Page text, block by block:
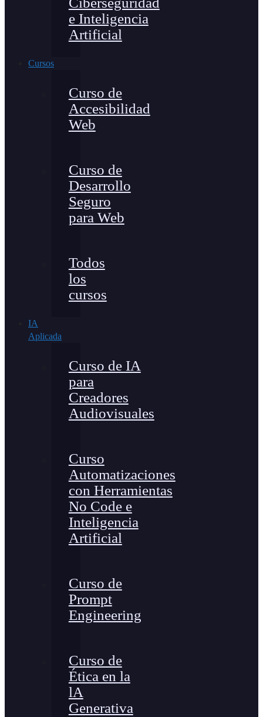
e Inteligencia
Artificial
Cursos
Curso de
Accesibilidad
Web
Curso de
Desarrollo
Seguro
para Web
Todos
los
cursos
IA
Aplicada
Curso de IA
para
Creadores
Audiovisuales
Curso
Automatizaciones
con Herramientas
No Code e
Inteligencia
Artificial
Curso de
Prompt
Engineering
Curso de
Ética en la
lA
Generativa